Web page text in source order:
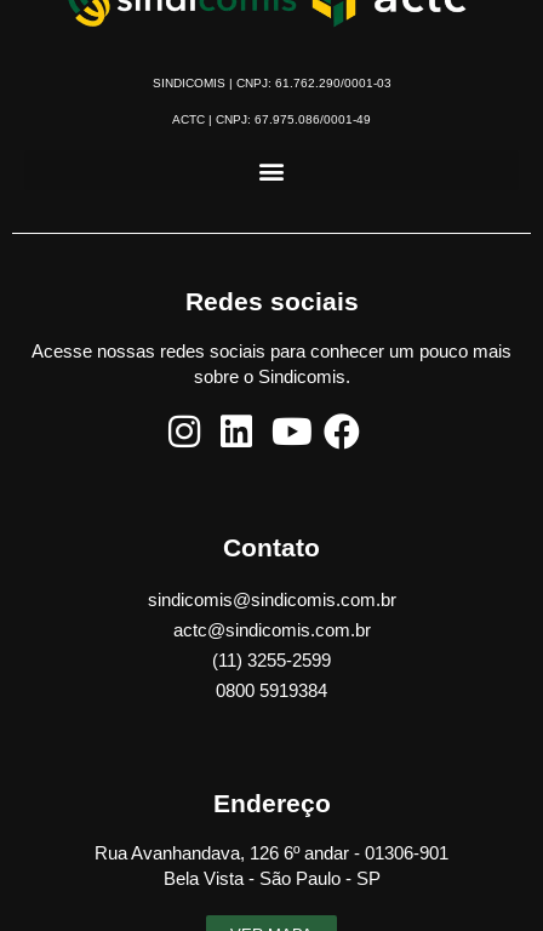
SINDICOMIS | CNPJ: 61.762.290/0001-03
ACTC | CNPJ: 67.975.086/0001-49
Redes sociais
Acesse nossas redes sociais para conhecer um pouco mais
sobre o Sindicomis.
Contato
sindicomis@sindicomis.com.br
actc@sindicomis.com.br
(11) 3255-2599
0800 5919384
Endereço
Rua Avanhandava, 126 6º andar - 01306-901
Bela Vista - São Paulo - SP